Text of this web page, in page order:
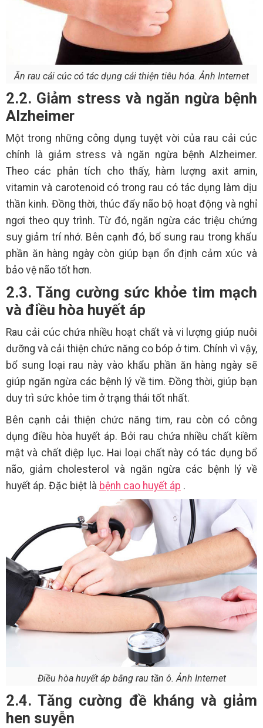
Ăn rau cải cúc có tác dụng cải thiện tiêu hóa. Ảnh Internet
2.2. Giảm stress và ngăn ngừa bệnh
Alzheimer
Một trong những công dụng tuyệt vời của rau cải cúc
chính là giảm stress và ngăn ngừa bệnh Alzheimer.
Theo các phân tích cho thấy, hàm lượng axit amin,
vitamin và carotenoid có trong rau có tác dụng làm dịu
thần kinh. Đồng thời, thúc đẩy não bộ hoạt động và nghỉ
ngơi theo quy trình. Từ đó, ngăn ngừa các triệu chứng
suy giảm trí nhớ. Bên cạnh đó, bổ sung rau trong khẩu
phần ăn hàng ngày còn giúp bạn ổn định cảm xúc và
bảo vệ não tốt hơn.
2.3. Tăng cường sức khỏe tim mạch
và điều hòa huyết áp
Rau cải cúc chứa nhiều hoạt chất và vi lượng giúp nuôi
dưỡng và cải thiện chức năng co bóp ở tim. Chính vì vậy,
bổ sung loại rau này vào khẩu phần ăn hàng ngày sẽ
giúp ngăn ngừa các bệnh lý về tim. Đồng thời, giúp bạn
duy trì sức khỏe tim ở trạng thái tốt nhất.
Bên cạnh cải thiện chức năng tim, rau còn có công
dụng điều hòa huyết áp. Bởi rau chứa nhiều chất kiềm
mật và chất diệp lục. Hai loại chất này có tác dụng bổ
não, giảm cholesterol và ngăn ngừa các bệnh lý về
huyết áp. Đặc biệt là bệnh cao huyết áp .
Điều hòa huyết áp bằng rau tần ô. Ảnh Internet
2.4. Tăng cường đề kháng và giảm
hen suyễn